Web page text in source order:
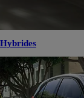
Hybrides